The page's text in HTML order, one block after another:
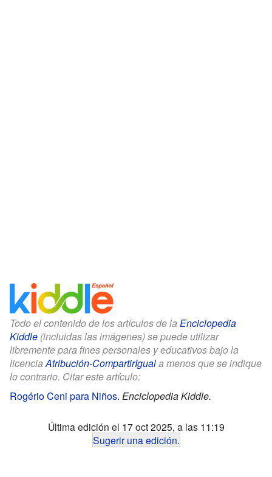
Todo el contenido de los artículos de la Enciclopedia
Kiddle (incluidas las imágenes) se puede utilizar
libremente para fines personales y educativos bajo la
licenciaAtribución-CompartirIguala menos que se indique
lo contrario. Citar este artículo:
Rogério Ceni para Niños. Enciclopedia Kiddle.
Última edición el 17 oct 2025, a las 11:19
Sugerir una edición.